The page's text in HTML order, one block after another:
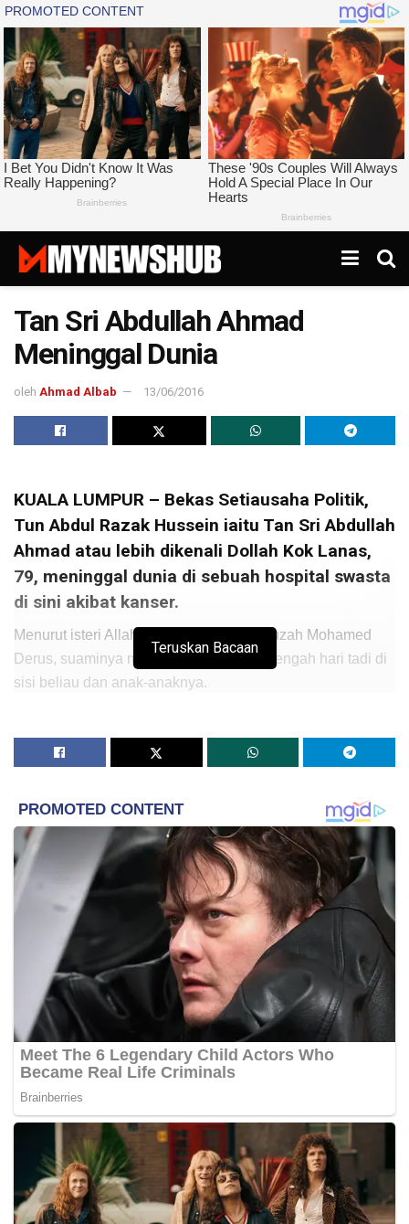
Tan Sri Abdullah Ahmad
Meninggal Dunia
oleh Ahmad Albab 13/06/2016
KUALA LUMPUR – Bekas Setiausaha Politik,
Tun Abdul Razak Hussein iaitu Tan Sri Abdullah
Ahmad atau lebih dikenali Dollah Kok Lanas,
79, meninggal dunia di sebuah hospital swasta
di sini akibat kanser.
Menurut isteri Allahyarham, Puan Sri Fauzah Mohamed
Derus, suaminya meninggal dunia 1.15 tengah hari tadi di
sisi beliau dan anak-anaknya.
dua lelaki, Adhha Amir, 47; dan Ahmad Fuad, 42; serta
seorang anak perempuan Hamdia Munirah, 45.
Fauzah berkata amanat terakhir Allahyarham ialah ingin
dikebumikan di Tanah Perkuburan Islam Masjid Ayesha di
Kok Lanas, Kelantan.
Difahamkan jenazah akan dikebumikan esok pagi.
Jenazah Allahyarham dibawa pulang ke kediamannya di
Jalan U-Thant di sini kira-kira 3.45 petang.
Allahyarham pernah memegang jawatan timbalan menteri,
duta khas Malaysia di Pertubuhan Bangsa-Bangsa
Bersatu, wakil rakyat dan bekas Ketua Pengarang
kumpulan New Straits Times Press.
Anak sulung Allahyarham, Adhha Amir menyifatkan
bapanya seorang yang berprinsip, prihatin, beretika dan
berhati mulia.
“Ayah selalu mengingatkan anak-anak supaya
menjaga maruah keluarga dan mengambil berat
Teruskan Bacaan